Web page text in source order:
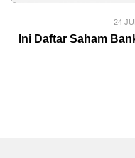
24
Ini Daftar Saham